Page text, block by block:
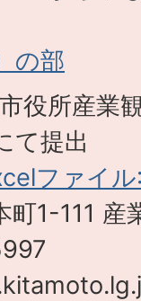
の部
役所産業
て提出
ファイ
1-111 産